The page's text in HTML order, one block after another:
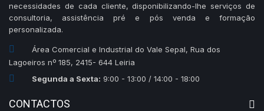
necessidades de cada cliente, disponibilizando-lhe serviços de
consultoria, assistência pré e pós venda e formação
personalizada.
Área Comercial e Industrial do Vale Sepal, Rua dos
Lagoeiros nº 185, 2415- 644 Leiria
Segunda a Sexta: 9:00 - 13:00 / 14:00 - 18:00
CONTACTOS